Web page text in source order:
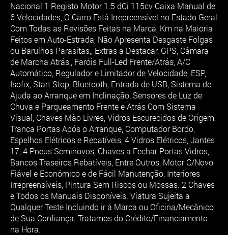
Nacional 1 Registo Motor 1.5 dCi 115cv Caixa Manual de
6 Velocidades, O Carro Está Irrepreensível no Estado Geral
Com Todas as Revisões Feitas na Marca, Km na Maioria
Feitos em Auto-Estrada, Não Apresenta Desgaste Folgas
ou Barulhos Parasitas,, Extras a Destacar, GPS, Câmara
de Marcha Atrás,, Faróis Full-Led Frente/Atrás, A/C
Automático, Regulador e Limitador de Velocidade, ESP,
Isofix, Start Stop, Bluetooth, Entrada de USB, Sistema de
Ajuda ao Arranque em Inclinação, Sensores de Luz de
Chuva e Parqueamento Frente e Atrás Com Sistema
Visual, Chaves Mão Livres, Vidros Escurecidos de Origem,
Tranca Portas Após o Arranque, Computador Bordo,
Espelhos Elétricos e Rebatíveis, 4 Vidros Elétricos, Jantes
17, 4 Pneus Seminovos, Chaves a Fechar Portas Vidros,
Bancos Traseiros Rebatíveis, Entre Outros, Motor C/Novo
Fiável e Económico e de Fácil Manutenção, Interiores
Irrepreensíveis, Pintura Sem Riscos ou Mossas. 2 Chaves
e Todos os Manuais Disponíveis. Viatura Sujeita a
Qualquer Teste Incluindo ir á Marca ou Oficina/Mecânico
de Sua Confiança. Tratamos do Crédito/Financiamento
na Hora.